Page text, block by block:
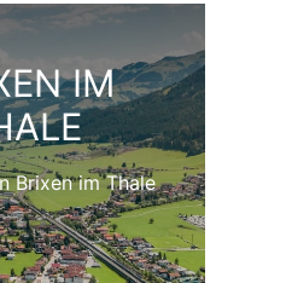
IM
Brixen im Thale